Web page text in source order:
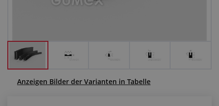
Anfragezentrum
Über uns
Anzeigen Bilder der Varianten in Tabelle